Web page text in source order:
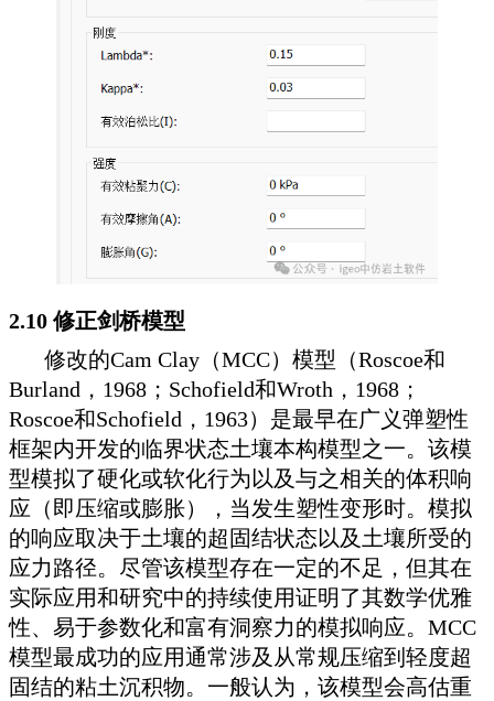
2.10 修正剑桥模型
修改的Cam Clay（MCC）模型（Roscoe和
Burland，1968；Schofield和Wroth，1968；
Roscoe和Schofield，1963）是最早在广义弹塑性
框架内开发的临界状态土壤本构模型之一。该模
型模拟了硬化或软化行为以及与之相关的体积响
应（即压缩或膨胀），当发生塑性变形时。模拟
的响应取决于土壤的超固结状态以及土壤所受的
应力路径。尽管该模型存在一定的不足，但其在
实际应用和研究中的持续使用证明了其数学优雅
性、易于参数化和富有洞察力的模拟响应。MCC
模型最成功的应用通常涉及从常规压缩到轻度超
固结的粘土沉积物。一般认为，该模型会高估重